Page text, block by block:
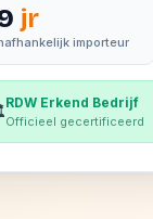
jr
importeur
RDW Erkend Bedrijf
Officieel gecertificeerd